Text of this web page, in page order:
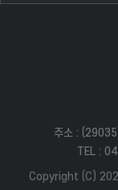
주소 :
TEL :
Copyright (C)